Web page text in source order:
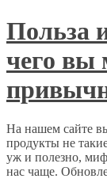
Польза
чего вы
На нашем сайте
продукты не
уж и полезно,
нас чаще.